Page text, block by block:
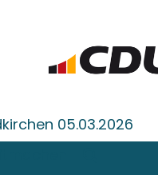
05.03.2026